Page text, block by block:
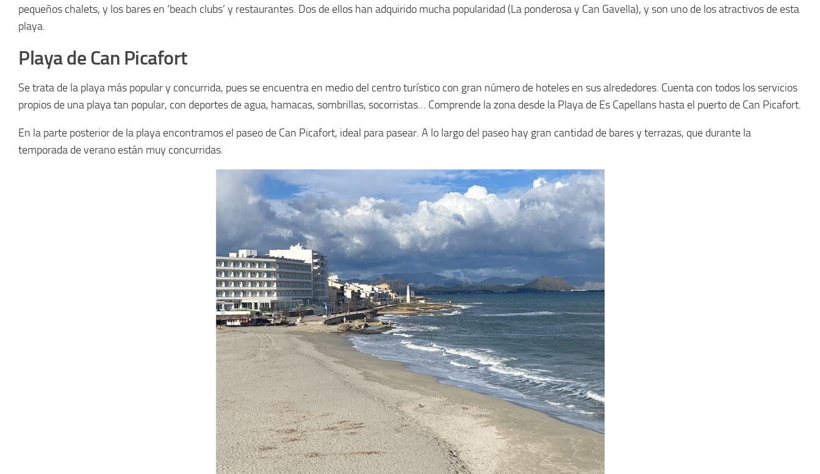
pequeños chalets, y los bares en ‘beach clubs’ y restaurantes. Dos de ellos han adquirido mucha popularidad (La ponderosa y Can Gavella), y son uno de los atractivos de esta
playa.
Playa de Can Picafort
Se trata de la playa más popular y concurrida, pues se encuentra en medio del centro turístico con gran número de hoteles en sus alrededores. Cuenta con todos los servicios
propios de una playa tan popular, con deportes de agua, hamacas, sombrillas, socorristas… Comprende la zona desde la Playa de Es Capellans hasta el puerto de Can Picafort.
En la parte posterior de la playa encontramos el paseo de Can Picafort, ideal para pasear. A lo largo del paseo hay gran cantidad de bares y terrazas, que durante la
temporada de verano están muy concurridas.